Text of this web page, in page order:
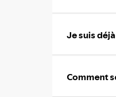
Je suis
Comment